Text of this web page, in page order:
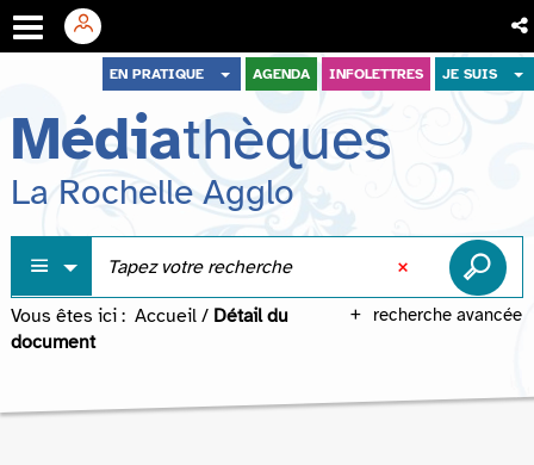
menu
contenu
recherche
EN PRATIQUE AGENDA INFOLETTRES JE SUIS
Médiathèques
La Rochelle Agglo
recherche avancée
Vous êtes ici : Accueil / Détail du
document